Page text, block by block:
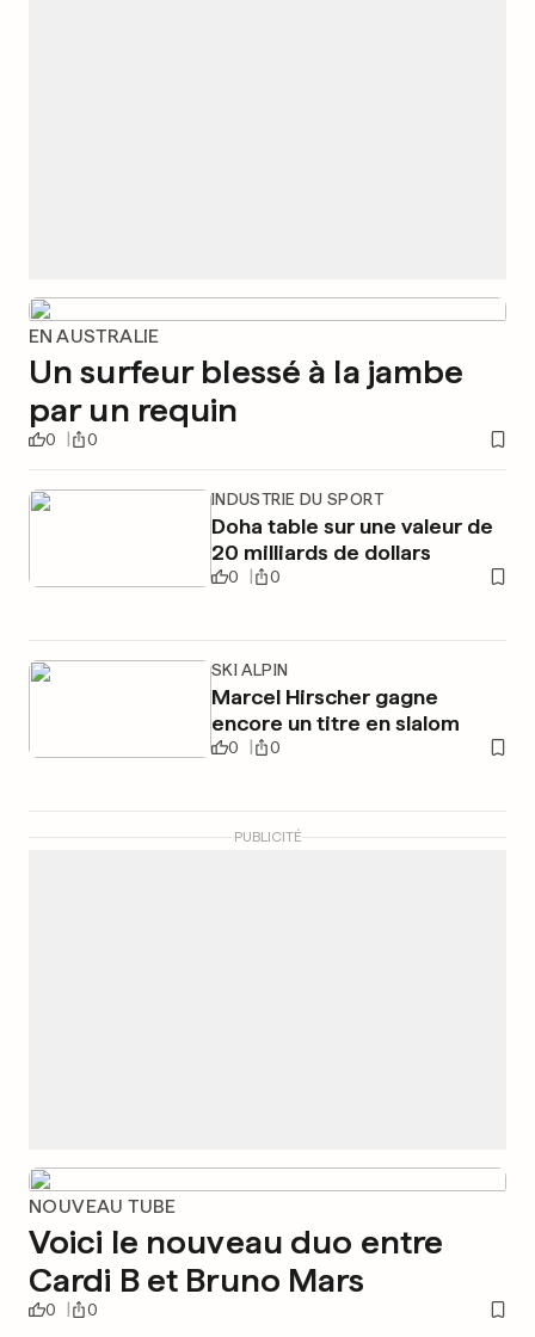
EN AUSTRALIE
Un surfeur blessé à la jambe
par un requin
0 0
INDUSTRIE DU SPORT
Doha table sur une valeur de
20 milliards de dollars
0 0
SKI ALPIN
Marcel Hirscher gagne
encore un titre en slalom
0 0
PUBLICITÉ
NOUVEAU TUBE
Voici le nouveau duo entre
Cardi B et Bruno Mars
0 0